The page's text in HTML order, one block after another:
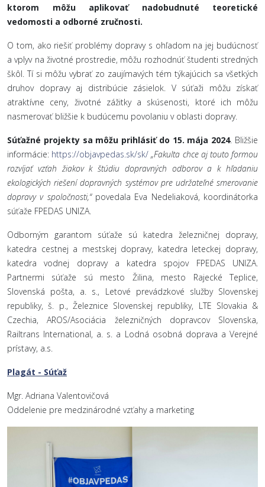
ktorom môžu aplikovať nadobudnuté teoretické
vedomosti a odborné zručnosti.
O tom, ako riešiť problémy dopravy s ohľadom na jej budúcnosť
a vplyv na životné prostredie, môžu rozhodnúť študenti stredných
škôl. Tí si môžu vybrať zo zaujímavých tém týkajúcich sa všetkých
druhov dopravy aj distribúcie zásielok. V súťaži môžu získať
atraktívne ceny, životné zážitky a skúsenosti, ktoré ich môžu
nasmerovať bližšie k budúcemu povolaniu v oblasti dopravy.
Súťažné projekty sa môžu prihlásiť do 15. mája 2024. Bližšie
informácie: https://objavpedas.sk/sk/ „Fakulta chce aj touto formou
rozvíjať vzťah žiakov k štúdiu dopravných odborov a k hľadaniu
ekologických riešení dopravných systémov pre udržateľné smerovanie
dopravy v spoločnosti,“povedala Eva Nedeliaková, koordinátorka
súťaže FPEDAS UNIZA.
Odborným garantom súťaže sú katedra železničnej dopravy,
katedra cestnej a mestskej dopravy, katedra leteckej dopravy,
katedra vodnej dopravy a katedra spojov FPEDAS UNIZA.
Partnermi súťaže sú mesto Žilina, mesto Rajecké Teplice,
Slovenská pošta, a. s., Letové prevádzkové služby Slovenskej
republiky, š. p., Železnice Slovenskej republiky, LTE Slovakia &
Czechia, AROS/Asociácia železničných dopravcov Slovenska,
Railtrans International, a. s. a Lodná osobná doprava a Verejné
prístavy, a.s.
Plagát - Súťaž
Mgr. Adriana Valentovičová
Oddelenie pre medzinárodné vzťahy a marketing